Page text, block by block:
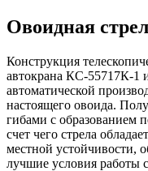
Овоидная
Конструкция
автокрана КС-55717К-1
автоматической
настоящего овоида.
гибами с образованием
счет чего стрела
местной устойчивости,
лучшие условия работы